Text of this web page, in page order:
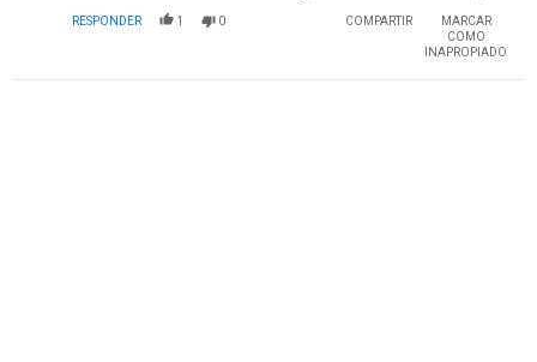
RESPONDER 1 0 COMPARTIR
MARCAR
COMO
INAPROPIADO